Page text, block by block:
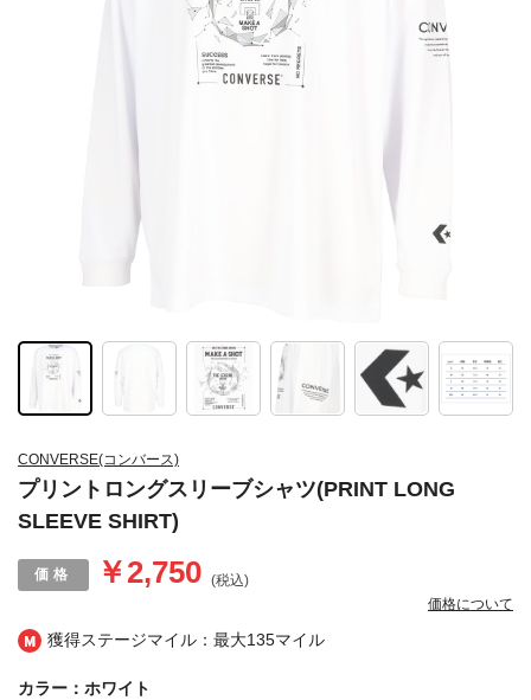
獲得ステージマイル：最大135マイル
CONVERSE(コンバース)
プリントロングスリーブシャツ(PRINT LONG
SLEEVE SHIRT)
￥2,750 (税込)
価格について
カラー：ホワイト